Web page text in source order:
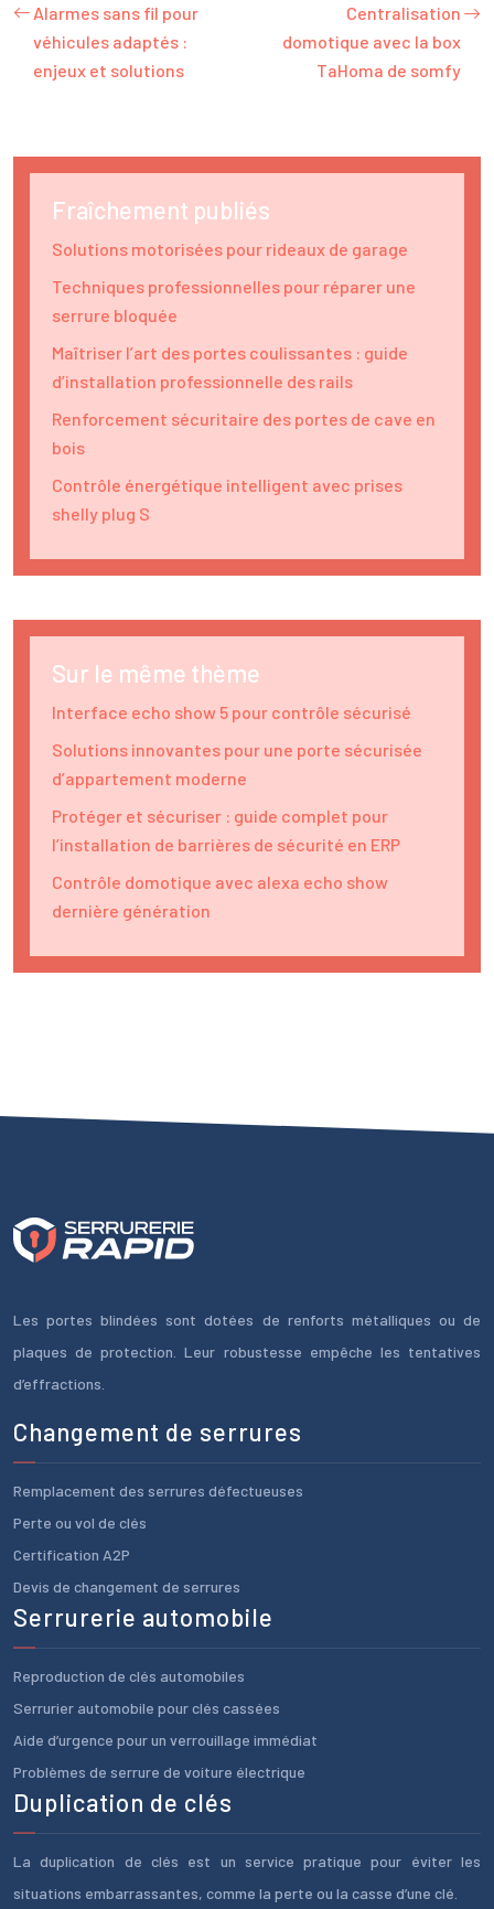
Alarmes sans fil pour
véhicules adaptés :
enjeux et solutions
Centralisation
domotique avec la box
TaHoma de somfy
Fraîchement publiés
Solutions motorisées pour rideaux de garage
Techniques professionnelles pour réparer une
serrure bloquée
Maîtriser l’art des portes coulissantes : guide
d’installation professionnelle des rails
Renforcement sécuritaire des portes de cave en
bois
Contrôle énergétique intelligent avec prises
shelly plug S
Sur le même thème
Interface echo show 5 pour contrôle sécurisé
Solutions innovantes pour une porte sécurisée
d’appartement moderne
Protéger et sécuriser : guide complet pour
l’installation de barrières de sécurité en ERP
Contrôle domotique avec alexa echo show
dernière génération
Les portes blindées sont dotées de renforts métalliques ou de
plaques de protection. Leur robustesse empêche les tentatives
d’effractions.
Changement de serrures
Remplacement des serrures défectueuses
Perte ou vol de clés
Certification A2P
Devis de changement de serrures
Serrurerie automobile
Reproduction de clés automobiles
Serrurier automobile pour clés cassées
Aide d’urgence pour un verrouillage immédiat
Problèmes de serrure de voiture électrique
Duplication de clés
La duplication de clés est un service pratique pour éviter les
situations embarrassantes, comme la perte ou la casse d’une clé.